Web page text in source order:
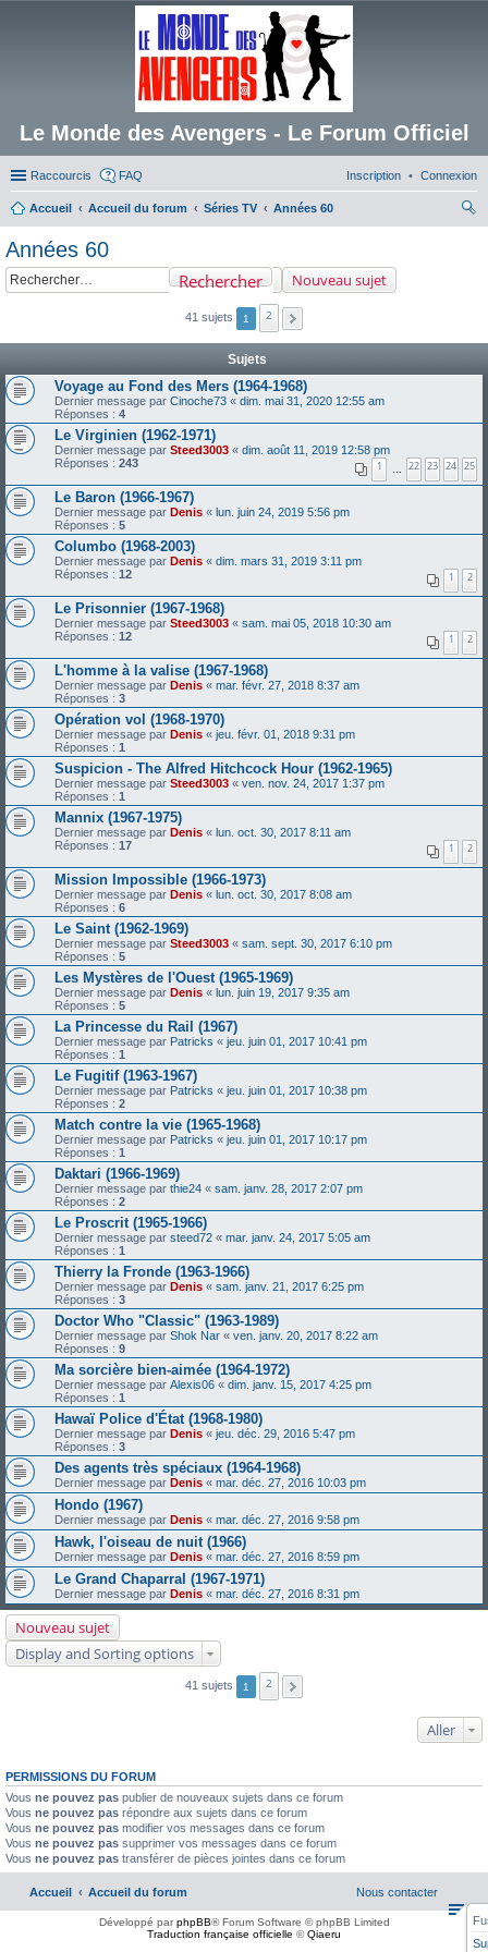
Le Monde des Avengers - Le Forum Officiel
Raccourcis FAQ Connexion
Inscription
Accueil Accueil du forum Séries TV
Années 60
Années 60
Nouveau sujet
Rechercher
41 sujets 1 2
Sujets
Voyage au Fond des Mers (1964-1968)
Dernier message par Cinoche73 « dim. mai 31, 2020 12:55 am
Réponses : 4
Le Virginien (1962-1971)
Dernier message par Steed3003 « dim. août 11, 2019 12:58 pm
Réponses : 243 1 … 22 23 24 25
Le Baron (1966-1967)
Dernier message par Denis « lun. juin 24, 2019 5:56 pm
Réponses : 5
Columbo (1968-2003)
Dernier message par Denis « dim. mars 31, 2019 3:11 pm
Réponses : 12 1 2
Le Prisonnier (1967-1968)
Dernier message par Steed3003 « sam. mai 05, 2018 10:30 am
Réponses : 12 1 2
L'homme à la valise (1967-1968)
Dernier message par Denis « mar. févr. 27, 2018 8:37 am
Réponses : 3
Opération vol (1968-1970)
Dernier message par Denis « jeu. févr. 01, 2018 9:31 pm
Réponses : 1
Suspicion - The Alfred Hitchcock Hour (1962-1965)
Dernier message par Steed3003 « ven. nov. 24, 2017 1:37 pm
Réponses : 1
Mannix (1967-1975)
Dernier message par Denis « lun. oct. 30, 2017 8:11 am
Réponses : 17 1 2
Mission Impossible (1966-1973)
Dernier message par Denis « lun. oct. 30, 2017 8:08 am
Réponses : 6
Le Saint (1962-1969)
Dernier message par Steed3003 « sam. sept. 30, 2017 6:10 pm
Réponses : 5
Les Mystères de l'Ouest (1965-1969)
Dernier message par Denis « lun. juin 19, 2017 9:35 am
Réponses : 5
La Princesse du Rail (1967)
Dernier message par Patricks « jeu. juin 01, 2017 10:41 pm
Réponses : 1
Le Fugitif (1963-1967)
Dernier message par Patricks « jeu. juin 01, 2017 10:38 pm
Réponses : 2
Match contre la vie (1965-1968)
Dernier message par Patricks « jeu. juin 01, 2017 10:17 pm
Réponses : 1
Daktari (1966-1969)
Dernier message par thie24 « sam. janv. 28, 2017 2:07 pm
Réponses : 2
Le Proscrit (1965-1966)
Dernier message par steed72 « mar. janv. 24, 2017 5:05 am
Réponses : 1
Thierry la Fronde (1963-1966)
Dernier message par Denis « sam. janv. 21, 2017 6:25 pm
Réponses : 3
Doctor Who "Classic" (1963-1989)
Dernier message par Shok Nar « ven. janv. 20, 2017 8:22 am
Réponses : 9
Ma sorcière bien-aimée (1964-1972)
Dernier message par Alexis06 « dim. janv. 15, 2017 4:25 pm
Réponses : 1
Hawaï Police d'État (1968-1980)
Dernier message par Denis « jeu. déc. 29, 2016 5:47 pm
Réponses : 3
Des agents très spéciaux (1964-1968)
Dernier message par Denis « mar. déc. 27, 2016 10:03 pm
Hondo (1967)
Dernier message par Denis « mar. déc. 27, 2016 9:58 pm
Hawk, l'oiseau de nuit (1966)
Dernier message par Denis « mar. déc. 27, 2016 8:59 pm
Le Grand Chaparral (1967-1971)
Dernier message par Denis « mar. déc. 27, 2016 8:31 pm
Nouveau sujet
Display and Sorting options
41 sujets 1 2
Aller
PERMISSIONS DU FORUM
Vous ne pouvez pas publier de nouveaux sujets dans ce forum
Vous ne pouvez pas répondre aux sujets dans ce forum
Vous ne pouvez pas modifier vos messages dans ce forum
Vous ne pouvez pas supprimer vos messages dans ce forum
Vous ne pouvez pas transférer de pièces jointes dans ce forum
Accueil Accueil du forum Nous contacter
Développé parphpBB® Forum Software © phpBB Limited
Traduction française officielle ©Qiaeru